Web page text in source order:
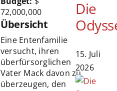
72,000,000
Übersicht
Eine Entenfamilie
versucht, ihren
überfürsorglichen
Vater Mack davon zu
überzeugen, den
Die
15. Juli
2026